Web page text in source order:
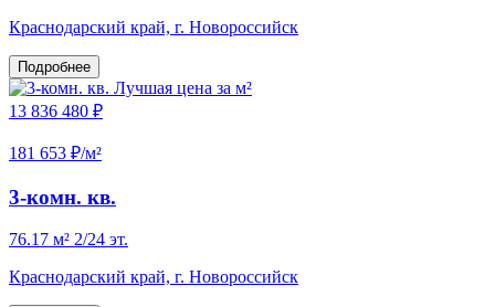
Краснодарский край, г. Новороссийск
Подробнее
Лучшая цена за м²
13 836 480 ₽
181 653 ₽/м²
3-комн. кв.
76.17 м² 2/24 эт.
Краснодарский край, г. Новороссийск